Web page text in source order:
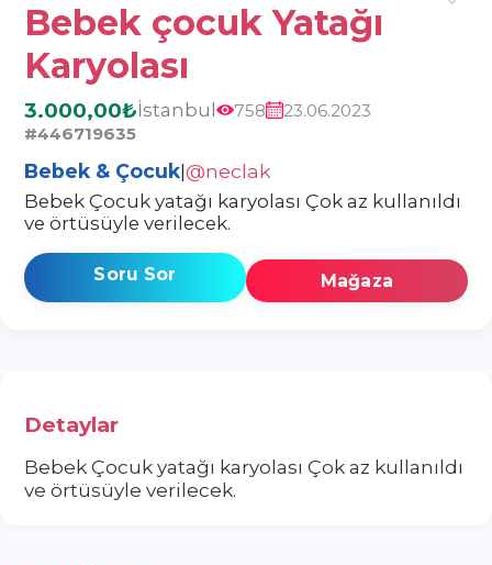
Bebek çocuk Yatağı
Karyolası
3.000,00₺İstanbul 758
23.06.2023
#446719635
Bebek & Çocuk|@neclak
Bebek Çocuk yatağı karyolası Çok az kullanıldı
ve örtüsüyle verilecek.
Soru Sor Mağaza
Detaylar
Bebek Çocuk yatağı karyolası Çok az kullanıldı
ve örtüsüyle verilecek.